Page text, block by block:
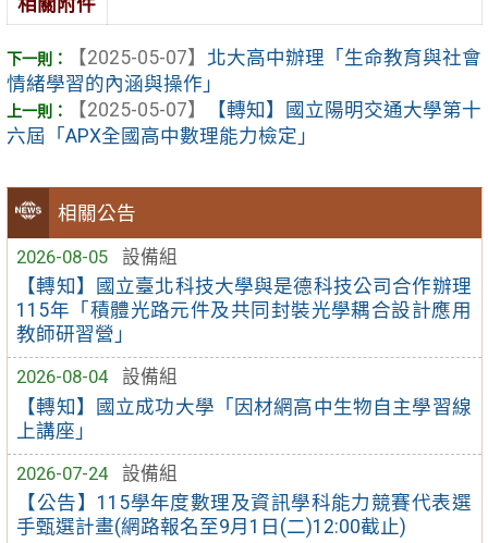
相關公告
2026-08-05
設備組
【轉知】國立臺北科技大學與是德科技公司合作辦理
115年「積體光路元件及共同封裝光學耦合設計應用
教師研習營」
2026-08-04
設備組
【轉知】國立成功大學「因材網高中生物自主學習線
上講座」
2026-07-24
設備組
【公告】115學年度數理及資訊學科能力競賽代表選
手甄選計畫(網路報名至9月1日(二)12:00截止)
相關附件
【2025-05-07】 北大高中辦理「生命教育與社會
情緒學習的內涵與操作」
【2025-05-07】
【轉知】國立陽明交通大學第十
六屆「APX全國高中數理能力檢定」